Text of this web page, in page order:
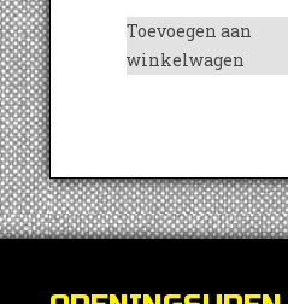
Toevoegen aan
winkelwagen